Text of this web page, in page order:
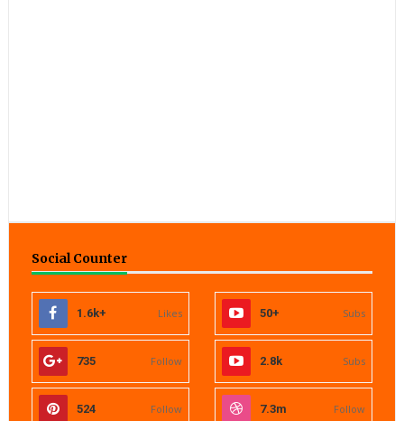
Social Counter
1.6k+ Likes 50+ Subs
735 Follow 2.8k Subs
524 Follow 7.3m Follow